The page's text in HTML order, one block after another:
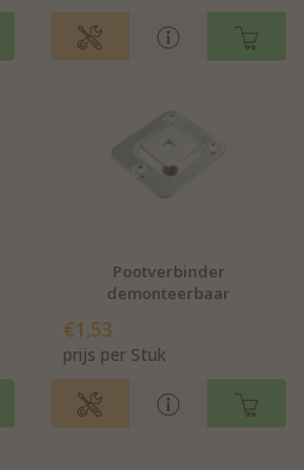
Pootverbinder
demonteerbaar
€1,53
prijs per Stuk